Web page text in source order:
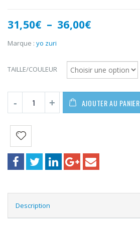
31,50€ – 36,00€Plage
à
36,00€
Marque : yo zuri
TAILLE/COULEUR
AJOUTER AU PANIER
Description